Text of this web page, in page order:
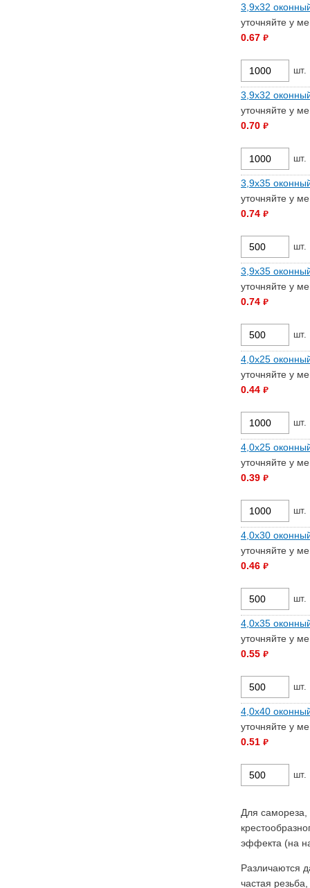
3,9х32
уточняйте у
0.67 руб.
шт.
3,9х32
уточняйте у
0.70 руб.
шт.
3,9х35
уточняйте у
0.74 руб.
шт.
3,9х35
уточняйте у
0.74 руб.
шт.
4,0х25
уточняйте у
0.44 руб.
шт.
4,0х25
уточняйте у
0.39 руб.
шт.
4,0х30
уточняйте у
0.46 руб.
шт.
4,0х35
уточняйте у
0.55 руб.
шт.
4,0х40
уточняйте у
0.51 руб.
шт.
Для самореза,
эффекта (на
Различаются
частая